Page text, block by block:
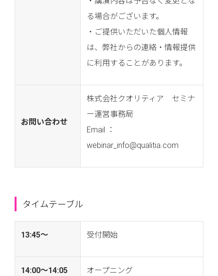
る場合がございます。
・ご提供いただいた個人情報
は、弊社からの連絡・情報提供
に利用することがあります。
お問い合わせ
株式会社クオリティア セミナ
ー運営事務局
Email ：
webinar_info@qualitia.com
タイムテーブル
13:45〜 受付開始
14:00〜14:05 オープニング